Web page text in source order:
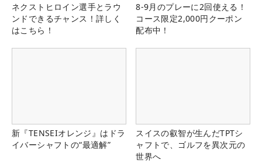
ネクストヒロイン選手とラウ
ンドできるチャンス！詳しく
はこちら！
8-9月のプレーに2回使える！
コース限定2,000円クーポン
配布中！
新『TENSEIオレンジ』はドラ
イバーシャフトの“最適解”
スイスの叡智が生んだTPTシ
ャフトで、ゴルフを異次元の
世界へ